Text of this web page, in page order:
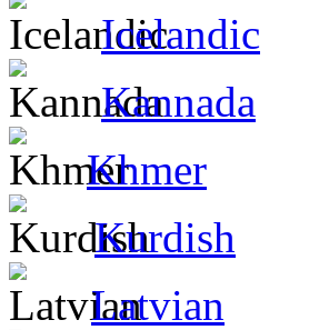
Icelandic
Kannada
Khmer
Kurdish
Latvian